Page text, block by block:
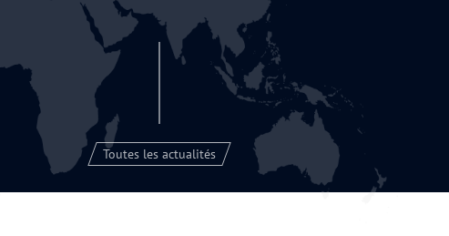
Toutes les actualités